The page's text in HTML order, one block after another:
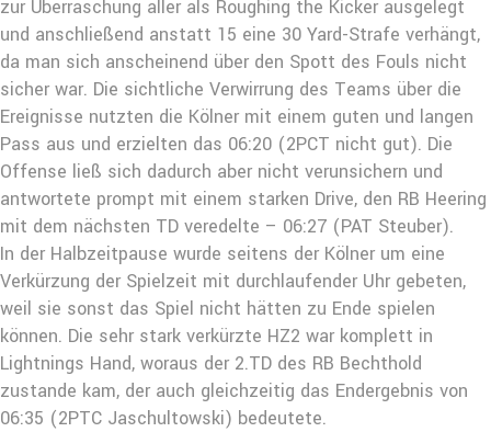
zur Überraschung aller als Roughing the Kicker ausgelegt
und anschließend anstatt 15 eine 30 Yard-Strafe verhängt,
da man sich anscheinend über den Spott des Fouls nicht
sicher war. Die sichtliche Verwirrung des Teams über die
Ereignisse nutzten die Kölner mit einem guten und langen
Pass aus und erzielten das 06:20 (2PCT nicht gut). Die
Offense ließ sich dadurch aber nicht verunsichern und
antwortete prompt mit einem starken Drive, den RB Heering
mit dem nächsten TD veredelte – 06:27 (PAT Steuber).
In der Halbzeitpause wurde seitens der Kölner um eine
Verkürzung der Spielzeit mit durchlaufender Uhr gebeten,
weil sie sonst das Spiel nicht hätten zu Ende spielen
können. Die sehr stark verkürzte HZ2 war komplett in
Lightnings Hand, woraus der 2.TD des RB Bechthold
zustande kam, der auch gleichzeitig das Endergebnis von
06:35 (2PTC Jaschultowski) bedeutete.